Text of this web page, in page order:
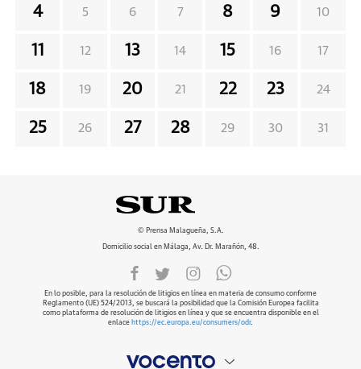
4 5 6 7 8 9 10
11 12 13 14 15 16 17
18 19 20 21 22 23 24
25 26 27 28 29 30 31
© Prensa Malagueña, S.A.
Domicilio social en Málaga, Av. Dr. Marañón, 48.
En lo posible, para la resolución de litigios en línea en materia de consumo conforme
Reglamento (UE) 524/2013, se buscará la posibilidad que la Comisión Europea facilita
como plataforma de resolución de litigios en línea y que se encuentra disponible en el
enlace https://ec.europa.eu/consumers/odr.